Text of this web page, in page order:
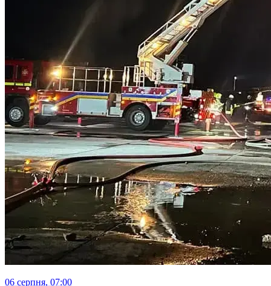
06 серпня, 07:00